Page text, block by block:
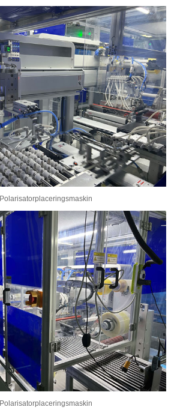
Polarisatorplaceringsmaskin
Polarisatorplaceringsmaskin